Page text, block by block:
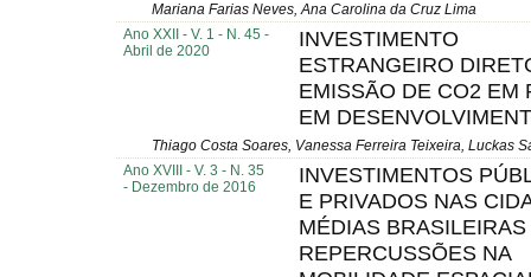
Mariana Farias Neves, Ana Carolina da Cruz Lima
Ano XXII - V. 1 - N. 45 -
Abril de 2020
INVESTIMENTO
ESTRANGEIRO
EMISSÃO DE CO2 EM
EM
Thiago Costa Soares, Vanessa Ferreira Teixeira, Luckas
Ano XVIII - V. 3 - N. 35
- Dezembro de 2016
INVESTIMENTOS
E PRIVADOS NAS
MÉDIAS BRASILEIRAS
REPERCUSSÕES NA